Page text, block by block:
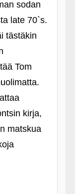
sodan
late 70`s.
tästäkin
Tom
kirja,
matskua